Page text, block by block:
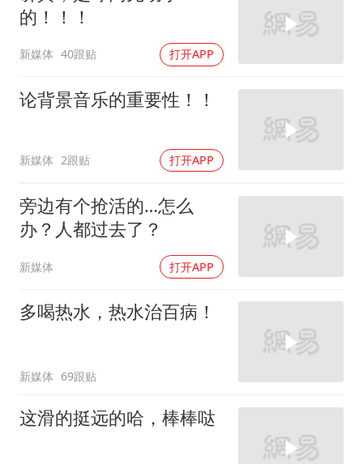
的！！！
新媒体 40跟贴 打开APP
论背景音乐的重要性！！
新媒体 2跟贴 打开APP
旁边有个抢活的…怎么
办？人都过去了？
新媒体 打开APP
多喝热水，热水治百病！
新媒体 69跟贴
这滑的挺远的哈，棒棒哒